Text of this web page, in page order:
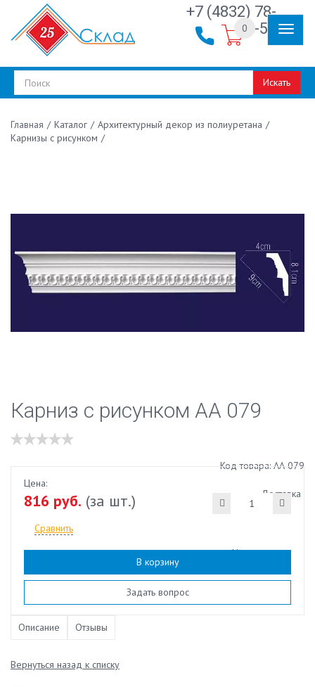
+7 (4832) 78-
30-50
Искать
0
Главная / Каталог / Архитектурный декор из полиуретана /
Карнизы с рисунком /
Карниз с рисунком АА 079
Наличие:есть
Код товара: АА 079
Доставка
Цена:
816 руб. (за шт.)
Сравнить
В корзину
Задать вопрос
Описание Отзывы
Вернуться назад к списку